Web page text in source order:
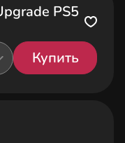
PS5
Купить